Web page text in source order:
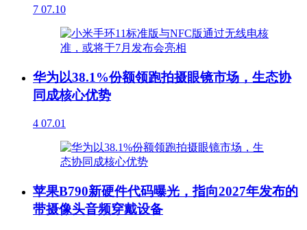
7 07.10
华为以38.1%份额领跑拍摄眼镜市场，生态协
同成核心优势
4 07.01
苹果B790新硬件代码曝光，指向2027年发布的
带摄像头音频穿戴设备